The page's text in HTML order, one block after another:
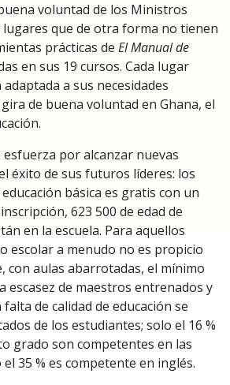
voluntad de los Ministros
que de otra forma no tienen
prácticas de El Manual de
en sus 19 cursos. Cada lugar
a sus necesidades
de buena voluntad en Ghana, el
por alcanzar nuevas
éxito de sus futuros líderes: los
básica es gratis con un
623 500 de edad de
en la escuela. Para aquellos
escolar a menudo no es propicio
con aulas abarrotadas, el mínimo
escasez de maestros entrenados y
de calidad de educación se
de los estudiantes; solo el 16 %
grado son competentes en las
35 % es competente en inglés.